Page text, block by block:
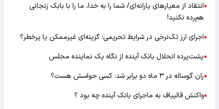
●انتقاد از معیارهای یارانه‌ای/ شما را به خدا، ما را با بابک زنجانی
هم‌رده نکنید!
●اجرای ارز تک‌نرخی در شرایط تحریمی؛ گزینه‌ای غیرممکن یا پرخطر؟
●پشت‌پرده انحلال بانک آینده از نگاه یک نماینده مجلس
●ران گوساله در ۳ ماه دو برابر شد؛ کسی حواسش هست؟
●واکنش قالیباف به ماجرای بانک آینده چه بود ؟